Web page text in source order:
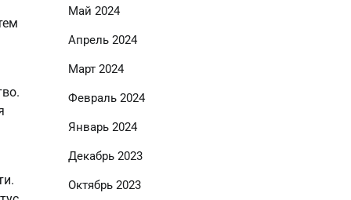
Май 2024
Апрель 2024
Март 2024
Февраль 2024
Январь 2024
Декабрь 2023
Октябрь 2023